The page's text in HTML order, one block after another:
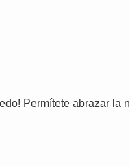
Permítete abrazar